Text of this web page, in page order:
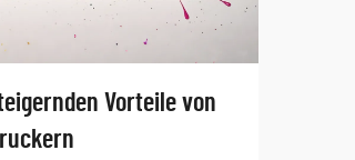
Vorteile von